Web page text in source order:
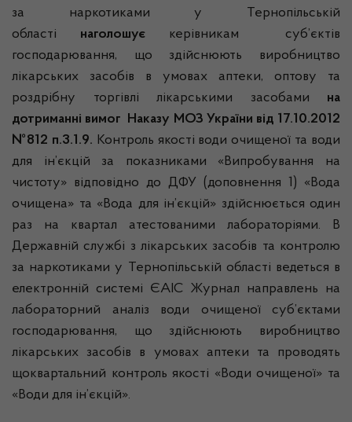
за наркотиками у Тернопільській
області наголошуєкерівникам суб’єктів
господарювання, що здійснюють виробництво
лікарських засобів в умовах аптеки, оптову та
роздрібну торгівлі лікарськими засобами на
дотриманні вимог Наказу МОЗ України від 17.10.2012
№812 п.3.1.9. Контроль якості води очищеної та води
для ін’єкцій за показниками «Випробування на
чистоту» відповідно до ДФУ (доповнення 1) «Вода
очищена» та «Вода для ін’єкцій» здійснюється один
раз на квартал атестованими лабораторіями. В
Державній службі з лікарських засобів та контролю
за наркотиками у Тернопільській області ведеться в
електронній системі ЄАІС Журнал направлень на
лабораторний аналіз води очищеної суб’єктами
господарювання, що здійснюють виробництво
лікарських засобів в умовах аптеки та проводять
щоквартальний контроль якості «Води очищеної» та
«Води для ін’єкцій».